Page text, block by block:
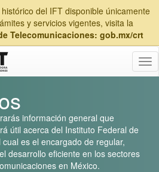
del IFT disponible únicamente
y servicios vigentes, visita la
Telecomunicaciones: gob.mx/crt
información general que
útil acerca del Instituto Federal de
es el encargado de regular,
desarrollo eficiente en los sectores
en México.